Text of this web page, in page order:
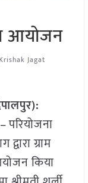
आयोजन
Krishak Jagat
परियोजना
ग्राम
किया